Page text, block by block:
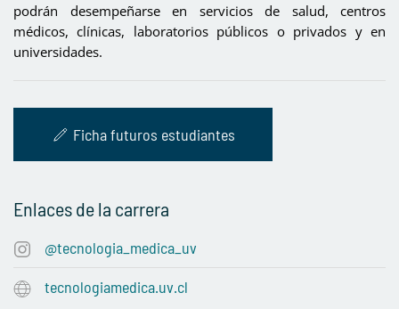
podrán desempeñarse en servicios de salud, centros
médicos, clínicas, laboratorios públicos o privados y en
universidades.
Ficha futuros estudiantes
Enlaces de la carrera
@tecnologia_medica_uv
tecnologiamedica.uv.cl